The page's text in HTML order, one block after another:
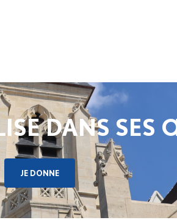
DANS SES
JE DONNE